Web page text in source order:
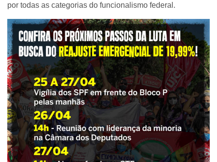
por todas as categorias do funcionalismo federal.